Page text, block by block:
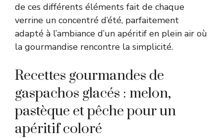
de ces différents éléments fait de chaque
verrine un concentré d’été, parfaitement
adapté à l’ambiance d’un apéritif en plein air où
la gourmandise rencontre la simplicité.
Recettes gourmandes de
gaspachos glacés : melon,
pastèque et pêche pour un
apéritif coloré